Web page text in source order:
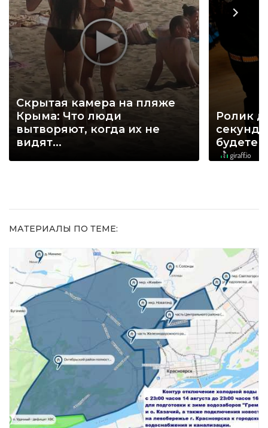
Скрытая камера на пляже
Крыма: Что люди
вытворяют, когда их не
видят...
Ролик
секунд,
будете
МАТЕРИАЛЫ ПО ТЕМЕ: